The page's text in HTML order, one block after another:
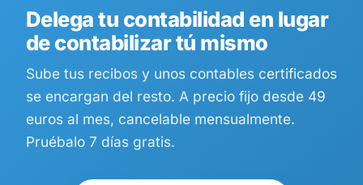
Delega tu contabilidad en lugar
de contabilizar tú mismo
Sube tus recibos y unos contables certificados
se encargan del resto. A precio fijo desde 49
euros al mes, cancelable mensualmente.
Pruébalo 7 días gratis.